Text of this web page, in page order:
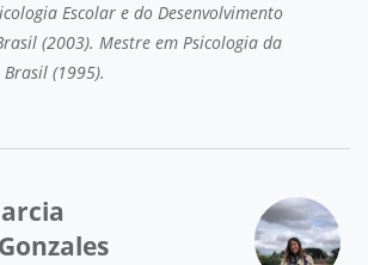
Escolar e do Desenvolvimento
(2003). Mestre em Psicologia da
Brasil (1995).